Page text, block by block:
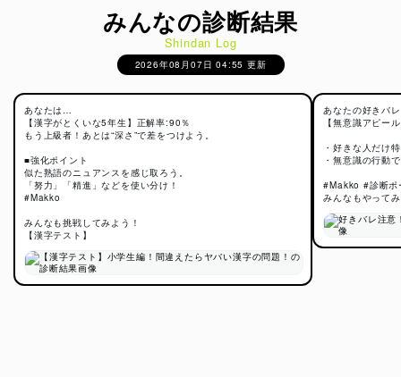
みんなの診断結果
Shindan Log
2026年08月07日 04:55 更新
あなたは…
【漢字がとくいな5年生】正解率:90％
もう上級者！あとは“深さ”で差をつけよう。
■強化ポイント
似た熟語のニュアンスを感じ取ろう。
「努力」「精進」などを使い分け！
#Makko
みんなも挑戦してみよう！
【漢字テスト】
あなたの好きバ
【無意識アピー
・好きな人だけ
・無意識の行動
#Makko #診断ポ
みんなもやって